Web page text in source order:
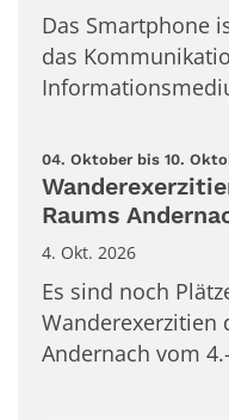
Das Smartphone
das
04. Oktober bis 10.
Raums
4. Okt. 2026
Es sind noch
Wanderexerzitien
Andernach vom